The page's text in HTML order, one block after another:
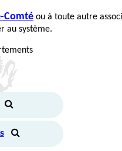
Comté ou à toute autre
au système.